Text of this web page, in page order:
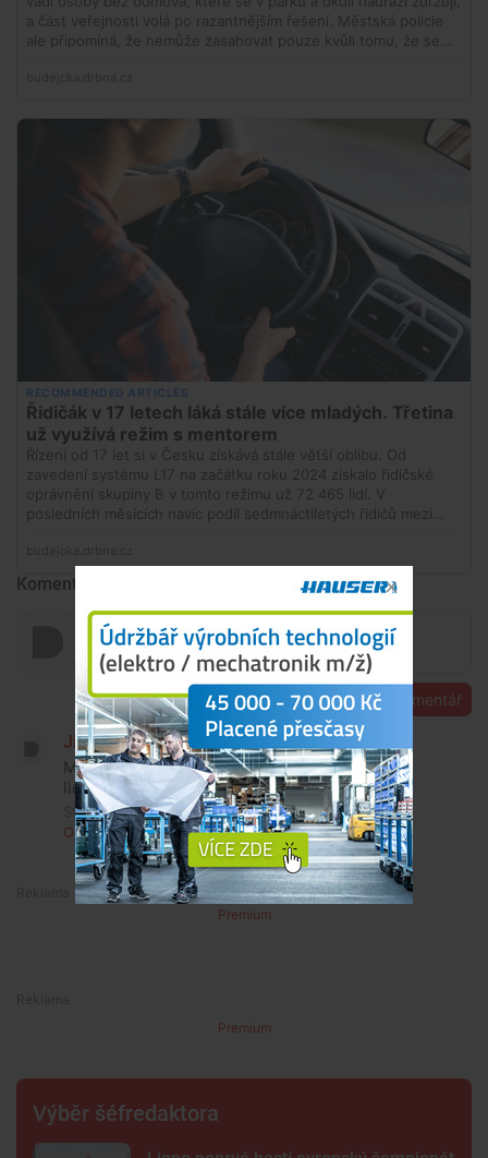
Komentáře
Přidat komentář
Jiří Baron
Místo peníze na zlaté WC, dát peníze našim
lidem!!
Středa, 8. července 2026, 10:01
Odpovědět
1
Premium
Premium
Výběr šéfredaktora